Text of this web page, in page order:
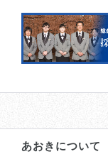
あおきについて